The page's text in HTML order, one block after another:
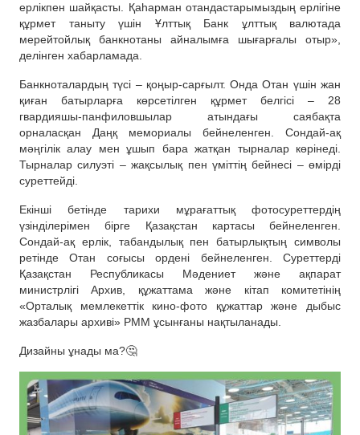
ерлікпен шайқасты. Қаһарман отандастарымыздың ерлігіне
құрмет таныту үшін Ұлттық Банк ұлттық валютада
мерейтойлық банкнотаны айналымға шығарғалы отыр»,
делінген хабарламада.
Банкноталардың түсі – қоңыр-сарғылт. Онда Отан үшін жан
қиған батырларға көрсетілген құрмет белгісі – 28
гвардияшы-панфиловшылар атындағы саябақта
орналасқан Даңқ мемориалы бейнеленген. Сондай-ақ
мәңгілік алау мен ұшып бара жатқан тырналар көрінеді.
Тырналар силуэті – жақсылық пен үміттің бейнесі – өмірді
суреттейді.
Екінші бетінде тарихи мұрағаттық фотосуреттердің
үзінділерімен бірге Қазақстан картасы бейнеленген.
Сондай-ақ ерлік, табандылық пен батырлықтың символы
ретінде Отан соғысы ордені бейнеленген. Суреттерді
Қазақстан Республикасы Мәдениет және ақпарат
министрлігі Архив, құжаттама және кітап комитетінің
«Орталық мемлекеттік кино-фото құжаттар және дыбыс
жазбалары архиві» РММ ұсынғаны нақтыланады.
Дизайны ұнады ма?🤔